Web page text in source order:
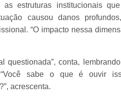
estruturas institucionais
causou danos
“O impacto nessa
questionada”, conta,
sabe o que é ouvir
acrescenta.